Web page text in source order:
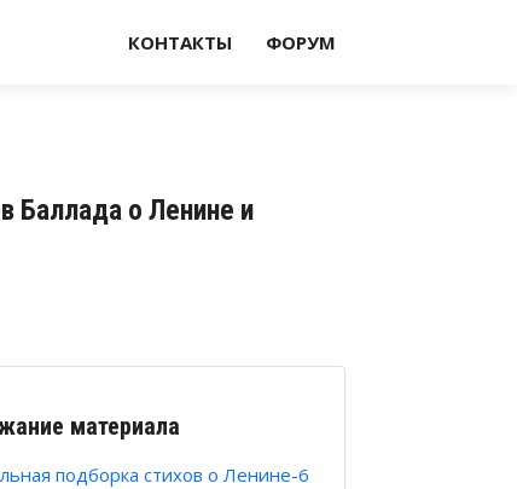
КОНТАКТЫ ФОРУМ
Баллада о Ленине и
материала
подборка стихов о Ленине-6